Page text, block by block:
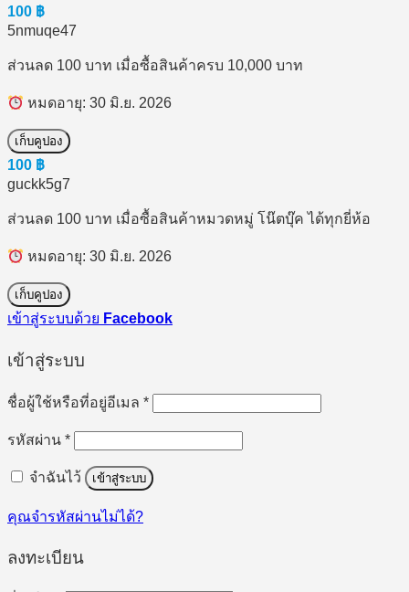
100 ฿
5nmuqe47
ส่วนลด 100 บาท เมื่อซื้อสินค้าครบ 10,000 บาท
หมดอายุ: 30 มิ.ย. 2026
เก็บคูปอง
100 ฿
guckk5g7
ส่วนลด 100 บาท เมื่อซื้อสินค้าหมวดหมู่ โน๊ตบุ๊ค ได้ทุกยี่ห้อ
หมดอายุ: 30 มิ.ย. 2026
เก็บคูปอง
เข้าสู่ระบบด้วย Facebook
เข้าสู่ระบบ
ชื่อผู้ใช้หรือที่อยู่อีเมล *ต้องการ
รหัสผ่าน *ต้องการ
จำฉันไว้ เข้าสู่ระบบ
คุณจำรหัสผ่านไม่ได้?
ลงทะเบียน